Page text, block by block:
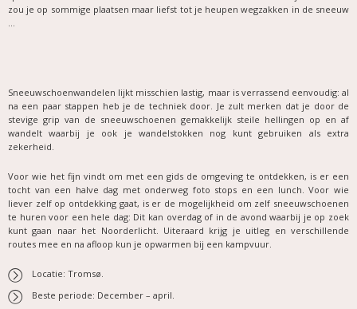
zou je op sommige plaatsen maar liefst tot je heupen wegzakken in de sneeuw
Sneeuwschoenwandelen lijkt misschien lastig, maar is verrassend eenvoudig: al
na een paar stappen heb je de techniek door. Je zult merken dat je door de
stevige grip van de sneeuwschoenen gemakkelijk steile hellingen op en af
wandelt waarbij je ook je wandelstokken nog kunt gebruiken als extra
zekerheid.
Voor wie het fijn vindt om met een gids de omgeving te ontdekken, is er een
tocht van een halve dag met onderweg foto stops en een lunch. Voor wie
liever zelf op ontdekking gaat, is er de mogelijkheid om zelf sneeuwschoenen
te huren voor een hele dag: Dit kan overdag of in de avond waarbij je op zoek
kunt gaan naar het Noorderlicht. Uiteraard krijg je uitleg en verschillende
routes mee en na afloop kun je opwarmen bij een kampvuur.
Locatie: Tromsø.
Beste periode: December – april.